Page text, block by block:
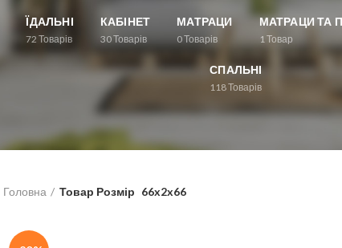
ЇДАЛЬНІ
72 Товарів
КАБІНЕТ
30Товарів
МАТРАЦИ
0Товарів
МАТРАЦИ ТА
1Товар
СПАЛЬНІ
118Товарів
Головна Товар Розмір 66x2x66